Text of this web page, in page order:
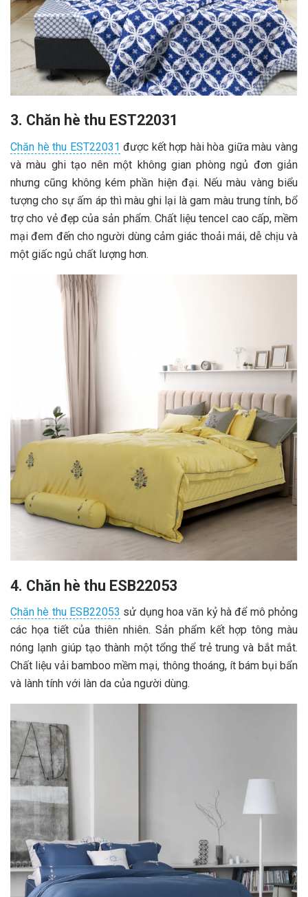
3. Chăn hè thu EST22031
Chăn hè thu EST22031 được kết hợp hài hòa giữa màu vàng
và màu ghi tạo nên một không gian phòng ngủ đơn giản
nhưng cũng không kém phần hiện đại. Nếu màu vàng biểu
tượng cho sự ấm áp thì màu ghi lại là gam màu trung tính, bổ
trợ cho vẻ đẹp của sản phẩm. Chất liệu tencel cao cấp, mềm
mại đem đến cho người dùng cảm giác thoải mái, dễ chịu và
một giấc ngủ chất lượng hơn.
4. Chăn hè thu ESB22053
Chăn hè thu ESB22053 sử dụng hoa văn kỷ hà để mô phỏng
các họa tiết của thiên nhiên. Sản phẩm kết hợp tông màu
nóng lạnh giúp tạo thành một tổng thể trẻ trung và bắt mắt.
Chất liệu vải bamboo mềm mại, thông thoáng, ít bám bụi bẩn
và lành tính với làn da của người dùng.